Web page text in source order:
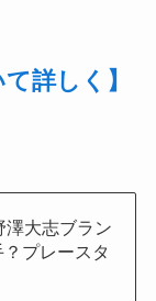
詳しく】
澤大志ブラン
プレースタ